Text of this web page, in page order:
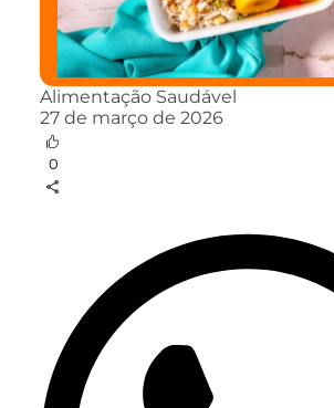
Alimentação Saudável
27 de março de 2026
0